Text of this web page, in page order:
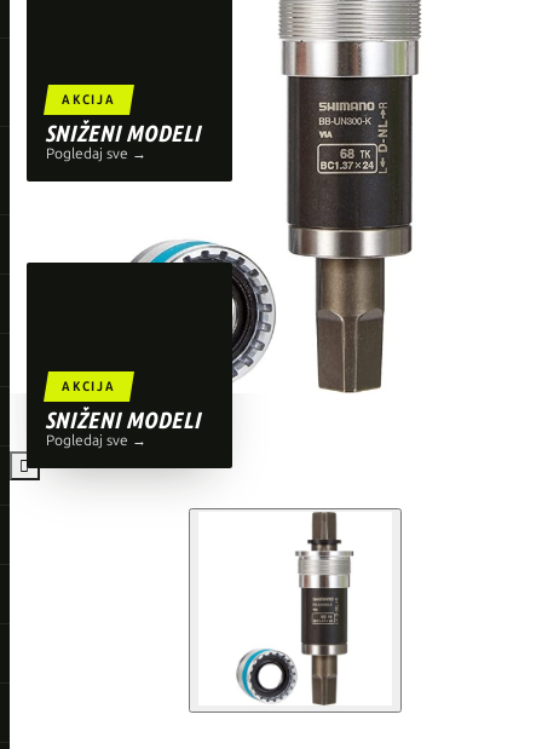
AKCIJA
SNIŽENI MODELI
Pogledaj sve →
Liv
Shimano
Wahoo
AKCIJA
SNIŽENI MODELI
Pogledaj sve →
